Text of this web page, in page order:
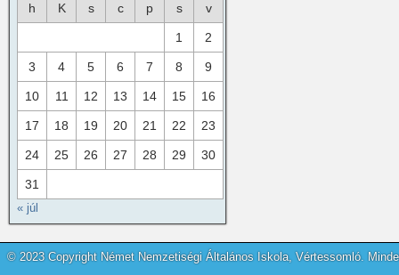
h K s c p s v
1 2
3 4 5 6 7 8 9
10 11 12 13 14 15 16
17 18 19 20 21 22 23
24 25 26 27 28 29 30
31
« júl
© 2023 Copyright Német Nemzetiségi Általános Iskola, Vértessomló.